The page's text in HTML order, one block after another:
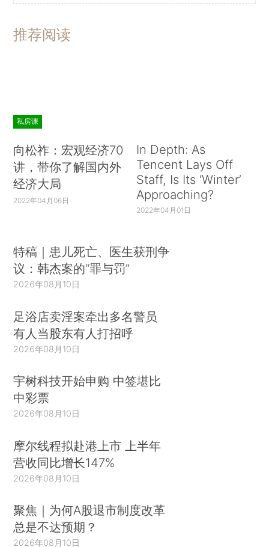
推荐阅读
私房课
向松祚：宏观经济70
讲，带你了解国内外
经济大局
2022年04月06日
In Depth: As
Tencent Lays Off
Staff, Is Its ‘Winter’
Approaching?
2022年04月01日
特稿｜患儿死亡、医生获刑争
议：韩杰案的“罪与罚”
2026年08月10日
足浴店卖淫案牵出多名警员
有人当股东有人打招呼
2026年08月10日
宇树科技开始申购 中签堪比
中彩票
2026年08月10日
摩尔线程拟赴港上市 上半年
营收同比增长147%
2026年08月10日
聚焦｜为何A股退市制度改革
总是不达预期？
2026年08月10日